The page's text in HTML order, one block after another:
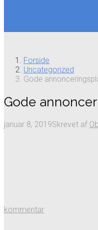
Forside
Uncategorized
Gode
Gode
januar 8, 2019Skrevet af
kommentar